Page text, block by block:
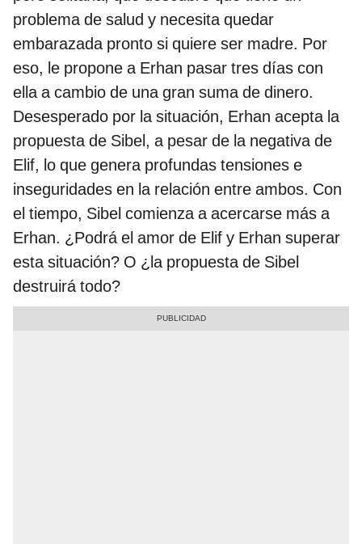
problema de salud y necesita quedar
embarazada pronto si quiere ser madre. Por
eso, le propone a Erhan pasar tres días con
ella a cambio de una gran suma de dinero.
Desesperado por la situación, Erhan acepta la
propuesta de Sibel, a pesar de la negativa de
Elif, lo que genera profundas tensiones e
inseguridades en la relación entre ambos. Con
el tiempo, Sibel comienza a acercarse más a
Erhan. ¿Podrá el amor de Elif y Erhan superar
esta situación? O ¿la propuesta de Sibel
destruirá todo?